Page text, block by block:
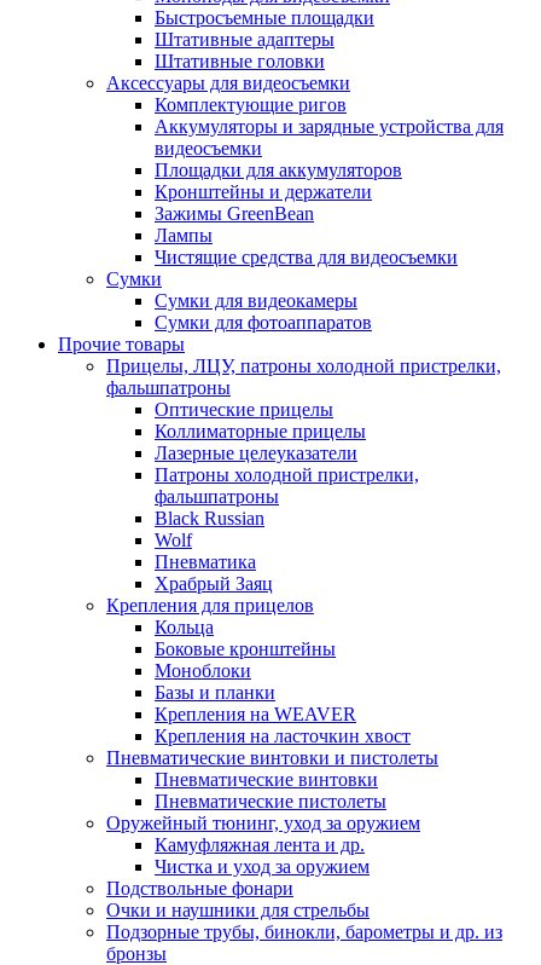
Быстросъемные площадки
Штативные адаптеры
Штативные головки
Аксессуары для видеосъемки
Комплектующие ригов
Аккумуляторы и зарядные устройства для
видеосъемки
Площадки для аккумуляторов
Кронштейны и держатели
Зажимы GreenBean
Лампы
Чистящие средства для видеосъемки
Сумки
Сумки для видеокамеры
Сумки для фотоаппаратов
Прочие товары
Прицелы, ЛЦУ, патроны холодной пристрелки,
фальшпатроны
Оптические прицелы
Коллиматорные прицелы
Лазерные целеуказатели
Патроны холодной пристрелки,
фальшпатроны
Black Russian
Wolf
Пневматика
Храбрый Заяц
Крепления для прицелов
Кольца
Боковые кронштейны
Моноблоки
Базы и планки
Крепления на WEAVER
Крепления на ласточкин хвост
Пневматические винтовки и пистолеты
Пневматические винтовки
Пневматические пистолеты
Оружейный тюнинг, уход за оружием
Камуфляжная лента и др.
Чистка и уход за оружием
Подствольные фонари
Очки и наушники для стрельбы
Подзорные трубы, бинокли, барометры и др. из
бронзы